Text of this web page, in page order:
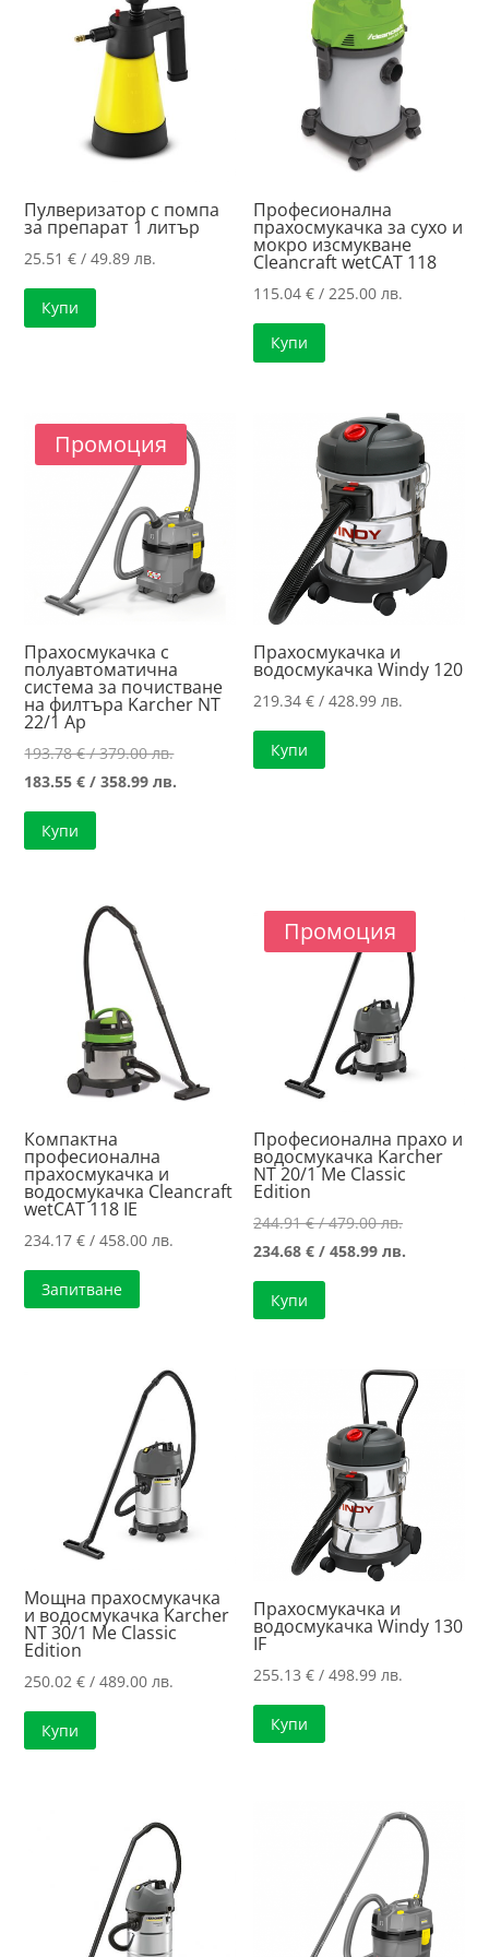
high
Пулверизатор с помпа
за препарат 1 литър
25.51€ / 49.89 лв.
Купи
Професионална
прахосмукачка за сухо и
мокро изсмукване
Cleancraft wetCAT 118
115.04€ / 225.00 лв.
Купи
Промоция
Прахосмукачка с
полуавтоматична
система за почистване
на филтъра Karcher NT
22/1 Ap
193.78€/ 379.00 лв.Original
price
183.55€ / 358.99 лв.
Купи
Прахосмукачка и
водосмукачка Windy 120
219.34€ / 428.99 лв.
Купи
Компактна
професионална
прахосмукачка и
водосмукачка Cleancraft
wetCAT 118 IE
234.17€ / 458.00 лв.
Запитване
Промоция
Професионална прахо и
водосмукачка Karcher
NT 20/1 Me Classic
Edition
244.91€/ 479.00 лв.Original
price
234.68€ / 458.99 лв.
458.99 лв..
Купи
Мощна прахосмукачка
и водосмукачка Karcher
NT 30/1 Me Classic
Edition
250.02€ / 489.00 лв.
Купи
Прахосмукачка и
водосмукачка Windy 130
IF
255.13€ / 498.99 лв.
Купи